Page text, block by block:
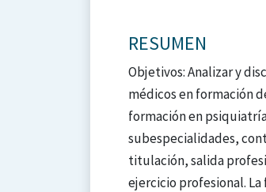
RESUMEN
Objetivos: Analizar y
médicos en formación
formación en
subespecialidades,
titulación, salida
ejercicio profesional. La